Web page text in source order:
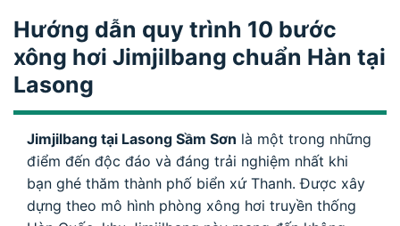
Hướng dẫn quy trình 10 bước
xông hơi Jimjilbang chuẩn Hàn tại
Lasong
Jimjilbang tại Lasong Sầm Sơn là một trong những
điểm đến độc đáo và đáng trải nghiệm nhất khi
bạn ghé thăm thành phố biển xứ Thanh. Được xây
dựng theo mô hình phòng xông hơi truyền thống